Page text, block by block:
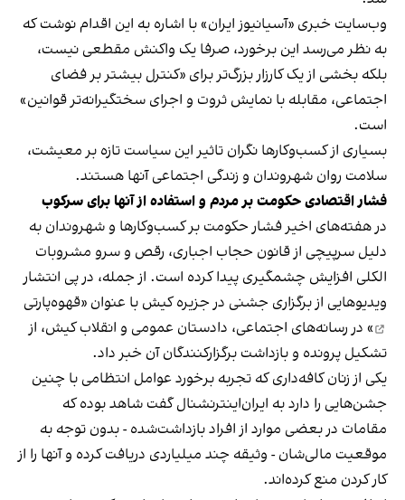
وب‌سایت خبری «آسیانیوز ایران» با اشاره به این اقدام نوشت که
به نظر می‌رسد این برخورد، صرفا یک واکنش مقطعی نیست،
بلکه بخشی از یک کارزار بزرگ‌تر برای «کنترل بیشتر بر فضای
اجتماعی، مقابله با نمایش ثروت و اجرای سختگیرانه‌تر قوانین»
است.
بسیاری از کسب‌وکارها نگران تاثیر این سیاست‌ تازه بر معیشت،
سلامت روان شهروندان و زندگی اجتماعی آنها هستند.
فشار اقتصادی حکومت بر مردم و استفاده از آنها برای سرکوب
در هفته‌های اخیر فشار حکومت بر کسب‌وکارها و شهروندان به
دلیل سرپیچی از قانون حجاب اجباری، رقص و سرو مشروبات
الکلی افزایش چشمگیری پیدا کرده است. از جمله، در پی انتشار
ویدیوهایی از برگزاری جشنی در جزیره کیش با عنوان «قهوه‌پارتی
» در رسانه‌های اجتماعی، دادستان عمومی و انقلاب کیش، از
تشکیل پرونده و بازداشت برگزارکنندگان آن خبر داد.
یکی از زنان کافه‌داری که تجربه برخورد عوامل انتظامی با چنین
جشن‌هایی را دارد به ایران‌اینترنشنال گفت شاهد بوده که
مقامات در بعضی موارد از افراد بازداشت‌‌شده - بدون توجه به
موقعیت مالی‌شان - وثیقه چند میلیاردی دریافت کرده و آنها را از
کار کردن منع کرده‌اند.